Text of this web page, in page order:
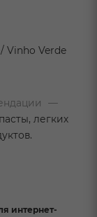
Vinho Verde
—
легких
интернет-